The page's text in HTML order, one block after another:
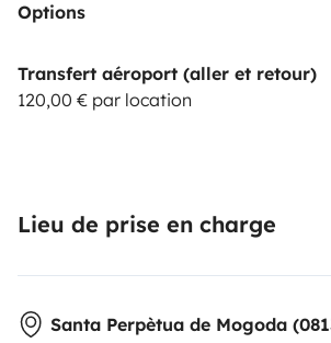
Options
Transfert aéroport (aller et retour)
120,00 € par location
Lieu de prise en charge
Santa Perpètua de Mogoda